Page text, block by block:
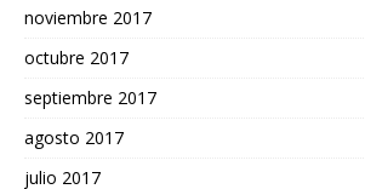
noviembre 2017
octubre 2017
septiembre 2017
agosto 2017
julio 2017